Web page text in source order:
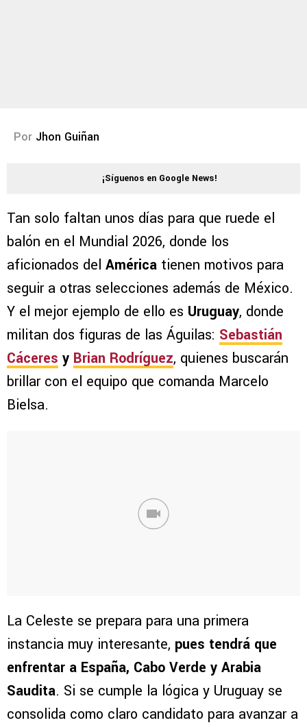
Por Jhon Guiñan
¡Síguenos en Google News!
Tan solo faltan unos días para que ruede el
balón en el Mundial 2026, donde los
aficionados del América tienen motivos para
seguir a otras selecciones además de México.
Y el mejor ejemplo de ello es Uruguay, donde
militan dos figuras de las Águilas: Sebastián
Cáceres y Brian Rodríguez, quienes buscarán
brillar con el equipo que comanda Marcelo
Bielsa.
La Celeste se prepara para una primera
instancia muy interesante, pues tendrá que
enfrentar a España, Cabo Verde y Arabia
Saudita. Si se cumple la lógica y Uruguay se
consolida como claro candidato para avanzar a